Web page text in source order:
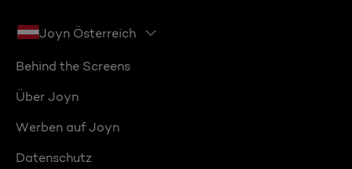
Joyn Österreich
Behind the Screens
Über Joyn
Werben auf Joyn
Datenschutz